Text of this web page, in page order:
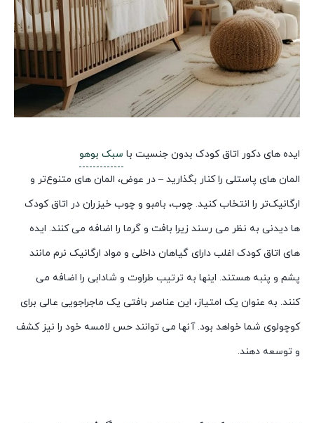
ایده های دکور اتاق کودک بدون جنسیت با سبک بوهو
المان های پاستلی را کنار بگذارید – در عوض، المان های متنوع‌تر و
ارگانیک‌تر را انتخاب کنید. چوب، بامبو و چوب خیزران در اتاق کودک
ها دیدنی به نظر می رسند زیرا بافت و گرما را اضافه می کنند. ایده
های اتاق کودک اغلب دارای گیاهان داخلی و مواد ارگانیک نرم مانند
پشم و پنبه هستند. اینها به ترتیب طراوت و شادابی را اضافه می
کنند. به عنوان یک امتیاز، این عناصر بافتی یک ماجراجویی عالی برای
کوچولوی شما خواهد بود. آنها می توانند حس لامسه خود را نیز کشف
و توسعه دهند.